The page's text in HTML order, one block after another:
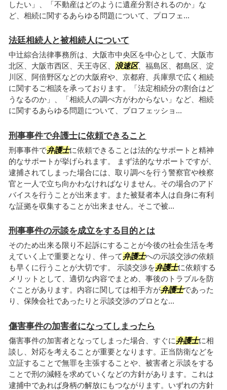
したい」、「不動産はどのように遺産分割されるのか」な
ど、相続に関するあらゆる問題について、プロフェ...
法廷相続人と被相続人について
中辻綜合法律事務所は、大阪市中央区を中心として、大阪市
北区、大阪市西区、天王寺区、
浪速区、福島区、都島区、淀
川区、阿倍野区などの大阪府や、京都府、兵庫県で広く相続
に関するご相談を承っております。「法定相続分の割合はど
うなるのか」、「相続人の調べ方がわからない」など、相続
に関するあらゆる問題について、プロフェッショ...
刑事事件で弁護士に依頼できること
刑事事件で弁護士に依頼できることは法的なサポートと精神
的なサポートが挙げられます。 まず法的なサポートですが、
逮捕されてしまった場合には、取り調べを行う警察官や検察
官と一人で立ち向かわなければなりません。その場合のアド
バイスを行うことが出来ます。また被疑者本人は自身に有利
な証拠を収集することが出来ません。そこで被...
刑事事件の示談を成立をする目的とは
そのため出来る限り不起訴にすることが今後の社会生活を考
えていく上で重要となり、伴って弁護士への示談交渉の依頼
も早くに行うことが大切です。 示談交渉を弁護士に依頼する
メリットとして、適切な内容でまとめ、事後のトラブルを防
ぐことがあります。内容に関しては相手方が弁護士であった
り、保険会社であったりと示談交渉のプロとな...
傷害事件の加害者になってしまったら
傷害事件の加害者となってしまった場合、すぐに弁護士に相
談し、対応を考えることが重要となります。正当防衛などを
立証することで無罪を主張することや、被害者と示談をする
ことで刑の減軽を求めていくなどの方針があります。これは
逮捕中であれば身柄の解放にもつながります。いずれの方針